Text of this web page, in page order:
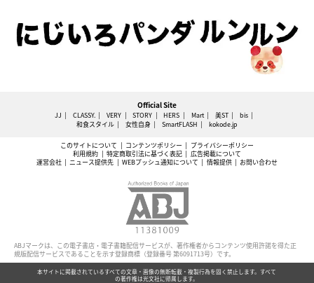
Official Site
JJ CLASSY. VERY STORY HERS Mart 美ST
bis
和食スタイル
女性自身 SmartFLASH kokode.jp
このサイトについて コンテンツポリシー
プライバシーポリシー
利用規約
特定商取引法に基づく表記
広告掲載について
運営会社
ニュース提供先 WEBプッシュ通知について 情報提供 お問い合わせ
ABJマークは、この電子書店・電子書籍配信サービスが、著作権者からコンテンツ使用許諾を得た正
規版配信サービスであることを示す登録商標（登録番号 第6091713号）です。
本サイトに掲載されているすべての文章・画像の無断転載・複製行為を固く禁止します。すべて
の著作権は光文社に帰属します。